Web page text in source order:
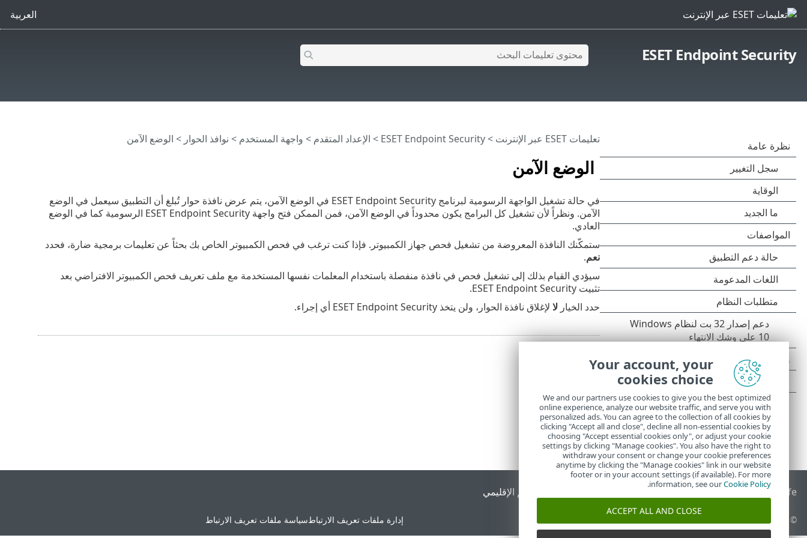
العربية
ESET Endpoint Security
الوضع الآمن
تعليمات ESET عبر الإنترنت >
ESET Endpoint Security
> الإعداد المتقدم > واجهة المستخدم > نوافذ الحوار > الوضع الآمن
في حالة تشغيل الواجهة الرسومية لبرنامج ESET Endpoint Security في الوضع الآمن، يتم عرض نافذة حوار تُبلغ أن التطبيق سيعمل في الوضع
الآمن. ونظراً لأن تشغيل كل البرامج يكون محدوداً في الوضع الآمن، فمن الممكن فتح واجهة ESET Endpoint Security الرسومية كما في الوضع
العادي.
ستمكّنك النافذة المعروضة من تشغيل فحص جهاز الكمبيوتر. فإذا كنت ترغب في فحص الكمبيوتر الخاص بك بحثاً عن تعليمات برمجية ضارة، فحدد
نعم.
سيؤدي القيام بذلك إلى تشغيل فحص في نافذة منفصلة باستخدام المعلمات نفسها المستخدمة مع ملف تعريف فحص الكمبيوتر الافتراضي بعد
تثبيت ESET Endpoint Security.
حدد الخيار لالإغلاق نافذة الحوار، ولن يتخذ ESET Endpoint Security أي إجراء.
End of Life قاعدة معارف ESET الدعم الإقليمي
© 1992 - 2026 ESET, spol. s r.o.‎ - جميع الحقوق محفوظة. إدارة ملفات تعريف الارتباطسياسة ملفات تعريف الارتباط
Your account, your
cookies choice
We and our partners use cookies to give you the best optimized
online experience, analyze our website traffic, and serve you with
personalized ads. You can agree to the collection of all cookies by
clicking "Accept all and close", decline all non-essential cookies by
choosing "Accept essential cookies only", or adjust your cookie
settings by clicking "Manage cookies". You also have the right to
withdraw your consent or change your cookie preferences
anytime by clicking the "Manage cookies" link in our website
footer or in your account settings (if available). For more
information, see ourCookie Policy
.
ACCEPT ALL AND CLOSE